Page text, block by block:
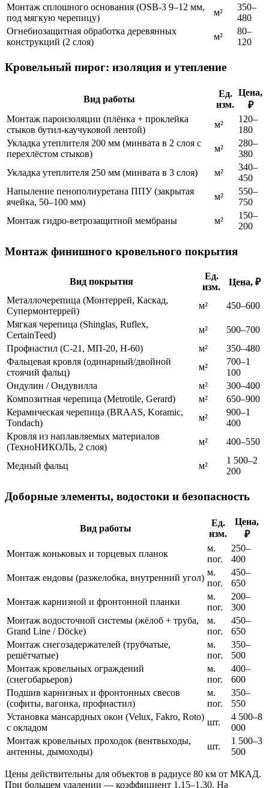
Монтаж сплошного основания (OSB-3 9–12 мм,
под мягкую черепицу)
м²
350–
480
Огнебиозащитная обработка деревянных
конструкций (2 слоя)
м²
80–
120
Кровельный пирог: изоляция и утепление
Вид работы
Ед.
изм.
Цена,
₽
Монтаж пароизоляции (плёнка + проклейка
стыков бутил-каучуковой лентой)
м²
120–
180
Укладка утеплителя 200 мм (минвата в 2 слоя с
перехлёстом стыков)
м²
280–
380
Укладка утеплителя 250 мм (минвата в 3 слоя)
м²
340–
450
Напыление пенополиуретана ППУ (закрытая
ячейка, 50–100 мм)
м²
550–
750
Монтаж гидро-ветрозащитной мембраны
м²
150–
200
Монтаж финишного кровельного покрытия
Вид покрытия
Ед.
изм.
Цена, ₽
Металлочерепица (Монтеррей, Каскад,
Супермонтеррей)
м²
450–600
Мягкая черепица (Shinglas, Ruflex,
CertainTeed)
м²
500–700
Профнастил (С-21, МП-20, Н-60)
м²
350–480
Фальцевая кровля (одинарный/двойной
стоячий фальц)
м²
700–1
100
Ондулин / Ондувилла
м²
300–400
Композитная черепица (Metrotile, Gerard)
м²
650–900
Керамическая черепица (BRAAS, Koramic,
Tondach)
м²
900–1
400
Кровля из наплавляемых материалов
(ТехноНИКОЛЬ, 2 слоя)
м² 400–550
Медный фальц м²
1 500–2
200
Доборные элементы, водостоки и безопасность
Вид работы
Ед.
изм.
Цена,
₽
Монтаж коньковых и торцевых планок
м.
пог.
250–
400
Монтаж ендовы (разжелобка, внутренний угол)
м.
пог.
450–
650
Монтаж карнизной и фронтонной планки
м.
пог.
200–
300
Монтаж водосточной системы (жёлоб + труба,
Grand Line / Döcke)
м.
пог.
450–
650
Монтаж снегозадержателей (трубчатые,
решётчатые)
м.
пог.
350–
500
Монтаж кровельных ограждений
(снегобарьеров)
м.
пог.
400–
600
Подшив карнизных и фронтонных свесов
(софиты, вагонка, профнастил)
м.
пог.
350–
550
Установка мансардных окон (Velux, Fakro, Roto)
с окладом
шт.
4 500–8
000
Монтаж кровельных проходок (вентвыходы,
антенны, дымоходы)
шт.
1 500–3
500
Цены действительны для объектов в радиусе 80 км от МКАД.
При большем удалении — коэффициент 1,15–1,30. На